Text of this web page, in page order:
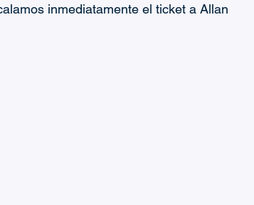
inmediatamente el ticket a Allan